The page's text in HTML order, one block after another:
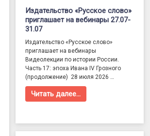
Издательство «Русское слово»
приглашает на вебинары 27.07-
31.07
Издательство «Русское слово»
приглашает на вебинары
Видеолекции по истории России.
Часть 17: эпоха Ивана IV Грозного
(продолжение) 28 июля 2026 …
Читать далее…